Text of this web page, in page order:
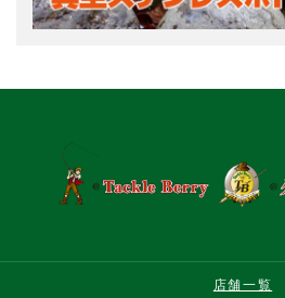
店舗一覧